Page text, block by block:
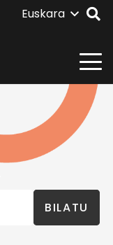
Euskara
BILATU